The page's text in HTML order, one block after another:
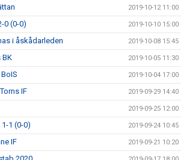
2019-10-12 11:00
0 (0-0) 2019-10-10 15:00
i åskådarleden 2019-10-08 15:45
BK 2019-10-05 11:30
2019-10-04 17:00
IF 2019-09-29 14:40
2019-09-25 12:00
1-1 (0-0) 2019-09-24 10:45
IF 2019-09-21 10:20